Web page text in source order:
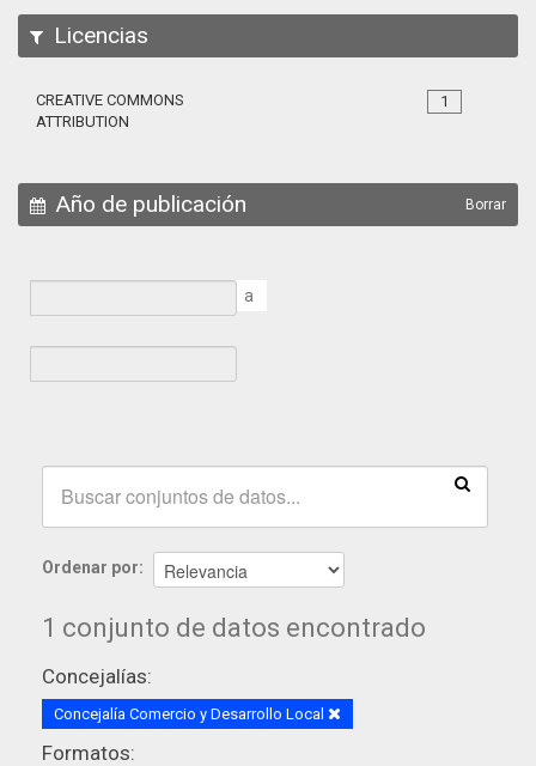
Licencias
1
CREATIVE COMMONS
ATTRIBUTION
Año de publicación Borrar
a
Ordenar por
1 conjunto de datos encontrado
Concejalías:
Concejalía Comercio y Desarrollo Local
Formatos: